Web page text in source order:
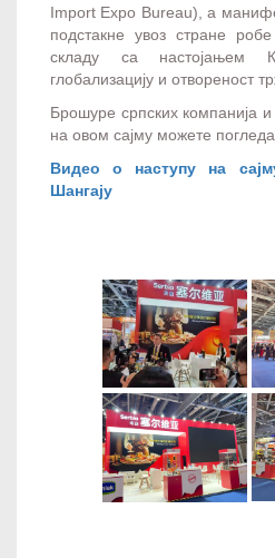
Import Expo Bureau), а
подстакне увоз стране
складу са настојањем
глобализацију и отвореност
Брошуре српских компанија
на овом сајму можете
Видео о наступу на
Шангају